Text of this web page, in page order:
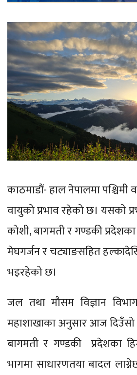
काठमाडौं- हाल नेपालमा पश्चिमी
वायुको प्रभाव रहेको छ। यसको
कोशी, बागमती र गण्डकी
मेघगर्जन र चट्याङसहित
भइरहेको छ।
जल तथा मौसम विज्ञान
महाशाखाका अनुसार आज
बागमती र गण्डकी प्रदेशका
भागमा साधारणतया बादल